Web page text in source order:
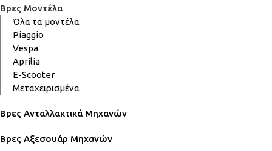
Βρες Μοντέλα
Όλα τα μοντέλα
Piaggio
Vespa
Aprilia
E-Scooter
Μεταχειρισμένα
Βρες Ανταλλακτικά Μηχανών
Βρες Αξεσουάρ Μηχανών